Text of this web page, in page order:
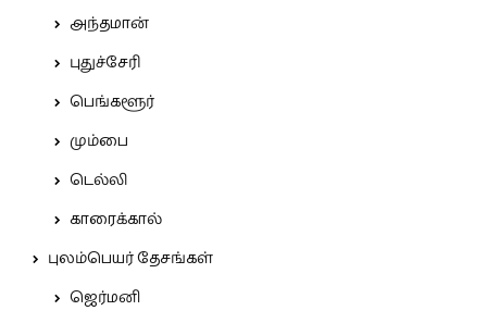
அந்தமான்
புதுச்சேரி
பெங்களூர்
மும்பை
டெல்லி
காரைக்கால்
புலம்பெயர் தேசங்கள்
ஜெர்மனி